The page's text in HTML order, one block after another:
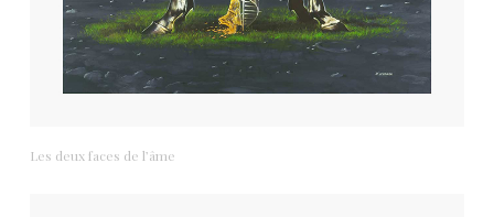
Les deux faces de l’âme